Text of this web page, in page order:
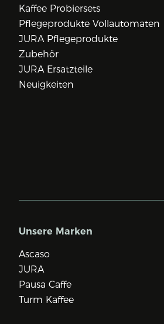
Kaffee Probiersets
Pflegeprodukte Vollautomaten
JURA Pflegeprodukte
Zubehör
JURA Ersatzteile
Neuigkeiten
Unsere Marken
Ascaso
JURA
Pausa Caffe
Turm Kaffee